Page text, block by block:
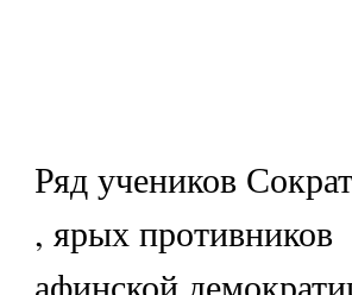
Ряд учеников
, ярых противников
афинской